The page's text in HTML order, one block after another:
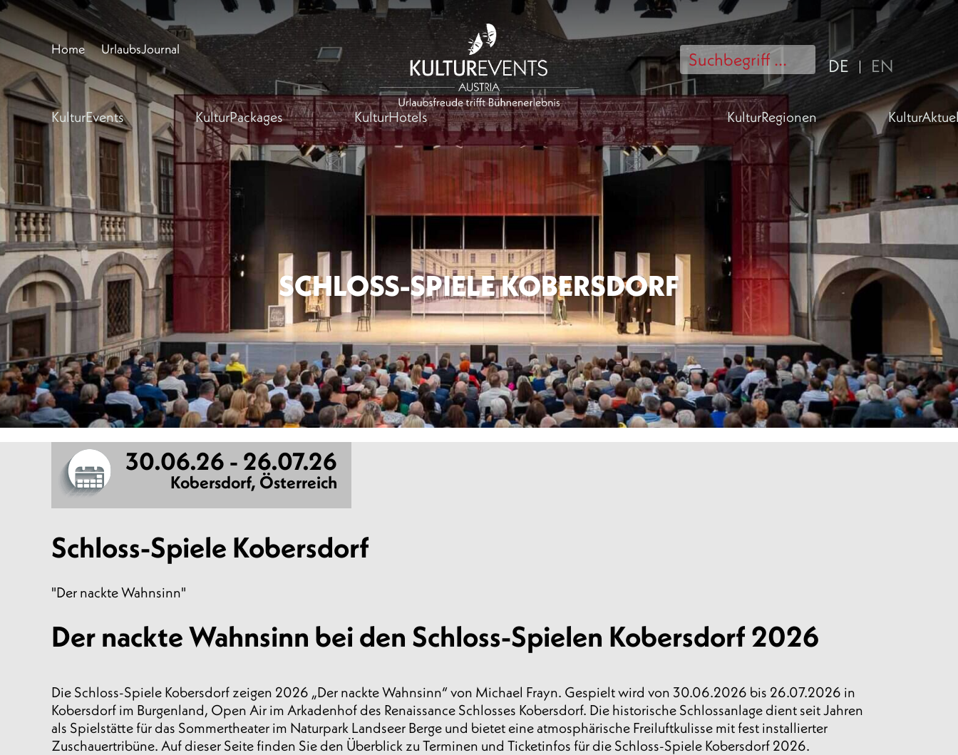
Home UrlaubsJournal
KulturEvents KulturPackages KulturHotels KulturRegionen
DE EN
SCHLOSS-SPIELE KOBERSDORF
30.06.26 - 26.07.26
Kobersdorf, Österreich
Schloss-Spiele Kobersdorf
"Der nackte Wahnsinn"
Der nackte Wahnsinn bei den Schloss-Spielen Kobersdorf 2026
Die Schloss-Spiele Kobersdorf zeigen 2026 „Der nackte Wahnsinn“ von Michael Frayn. Gespielt wird von 30.06.2026 bis 26.07.2026 in
Kobersdorf im Burgenland, Open Air im Arkadenhof des Renaissance Schlosses Kobersdorf. Die historische Schlossanlage dient seit Jahren
als Spielstätte für das Sommertheater im Naturpark Landseer Berge und bietet eine atmosphärische Freiluftkulisse mit fest installierter
Zuschauertribüne. Auf dieser Seite finden Sie den Überblick zu Terminen und Ticketinfos für die Schloss-Spiele Kobersdorf 2026.